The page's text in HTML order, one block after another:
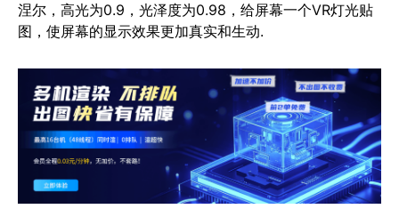
涅尔，高光为0.9，光泽度为0.98，给屏幕一个VR灯光贴
图，使屏幕的显示效果更加真实和生动.